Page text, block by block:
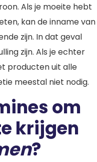
Als je moeite hebt
kan de inname van
zijn. In dat geval
zijn. Als je echter
producten uit alle
meestal niet nodig.
om
krijgen
?